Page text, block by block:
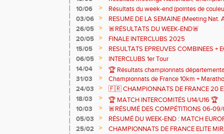
Zone Alpes CJESV
10/06 >
Résultats du week-end (pointes de
03/06
>
RESUME DE LA SEMAINE (Meeting
régionaux et départementaux)
26/05 >
🚨RÉSULTATS DU WEEK-END🚨
20/05
>
FINALE INTERCLUBS 2025
15/05
>
RESULTATS EPREUVES COMBINEES +
06/05
>
INTERCLUBS 1er Tour
14/04
>
🏆 Résultats championnats
31/03
>
Championnats de France 10km +
24/03
>
🇫🇷 CHAMPIONNATS DE FRANCE 20
CRITERIUMS NATIONAUX DES JEUNES
18/03 >
🏆 MATCH INTERCOMITÉS U14/U16 🏆
10/03
>
🚨RÉSUMÉ DES COMPÉTITIONS 06-
05/03
>
RÉSUMÉ DU WEEK-END : MATCH
CHAMPIONNATS DE FRANCE CROSS
25/02 > CHAMPIONNATS DE FRANCE ELITE